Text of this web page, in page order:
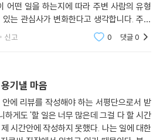
어떤 일을 하는지에 따라 주변 사람의 유형
는 관심사가 변화한다고 생각합니다. 주위
는지 중요하지 않았습니다. 학생이라는 이
신고 0 댓글0
기낼 마음
에 리뷰를 작성해야 하는 서평단으로서 받
하게도 '할 일은 너무 많은데 그걸 다 할 시간
시간안에 작성하지 못했다. 나는 일에 대한